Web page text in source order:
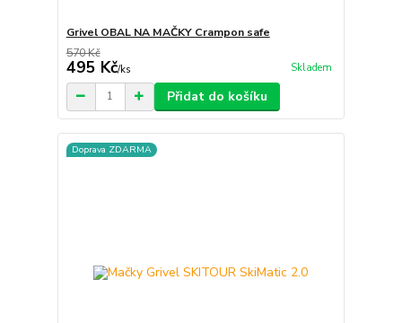
Grivel OBAL NA MAČKY Crampon safe
570 Kč
495 Kč/ks Skladem
Přidat do košíku
Doprava ZDARMA